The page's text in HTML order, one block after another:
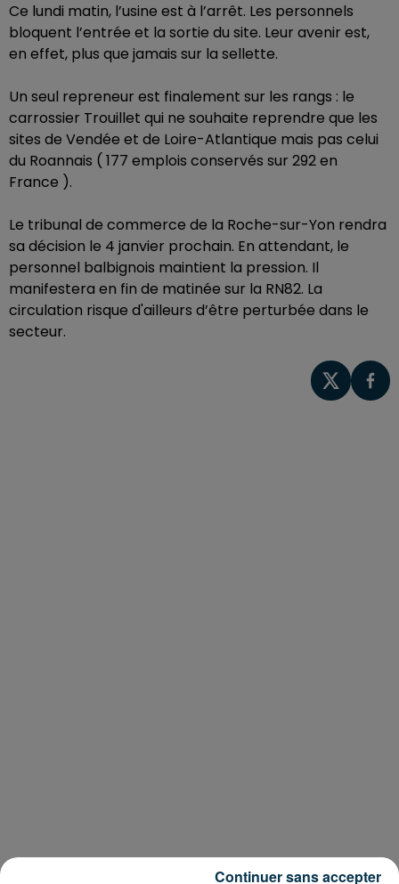
Ce lundi matin, l’usine est à l’arrêt. Les personnels
bloquent l’entrée et la sortie du site. Leur avenir est,
en effet, plus que jamais sur la sellette.
Un seul repreneur est finalement sur les rangs : le
carrossier Trouillet qui ne souhaite reprendre que les
sites de Vendée et de Loire-Atlantique mais pas celui
du Roannais ( 177 emplois conservés sur 292 en
France ).
Le tribunal de commerce de la Roche-sur-Yon rendra
sa décision le 4 janvier prochain. En attendant, le
personnel balbignois maintient la pression. Il
manifestera en fin de matinée sur la RN82. La
circulation risque d'ailleurs d’être perturbée dans le
secteur.
Continuer sans accepter